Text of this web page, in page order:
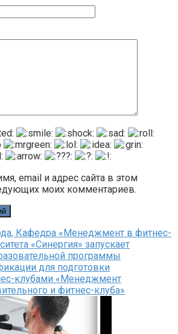
email и адрес сайта в этом
моих комментариев.
Кафедра «Менеджмент в фитнес-
«Синергия» запускает
программы
для подготовки
клубами «Менеджмент
и фитнес-клуба»